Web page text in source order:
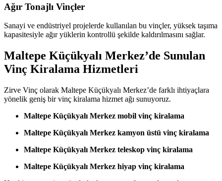
Ağır Tonajlı Vinçler
Sanayi ve endüstriyel projelerde kullanılan bu vinçler, yüksek taşıma
kapasitesiyle ağır yüklerin kontrollü şekilde kaldırılmasını sağlar.
Maltepe Küçükyalı Merkez’de Sunulan
Vinç Kiralama Hizmetleri
Zirve Vinç olarak Maltepe Küçükyalı Merkez’de farklı ihtiyaçlara
yönelik geniş bir vinç kiralama hizmet ağı sunuyoruz.
Maltepe Küçükyalı Merkez mobil vinç kiralama
Maltepe Küçükyalı Merkez kamyon üstü vinç kiralama
Maltepe Küçükyalı Merkez teleskop vinç kiralama
Maltepe Küçükyalı Merkez hiyap vinç kiralama